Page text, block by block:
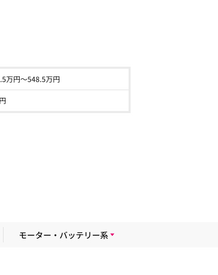
万円～548.5万円
モーター・バッテリー系